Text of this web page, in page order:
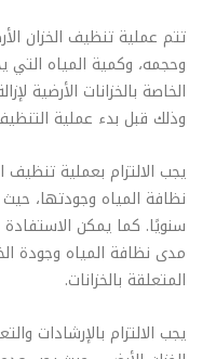
تتم عملية تنظيف الخزان
وحجمه، وكمية المياه
الخاصة بالخزانات الأرضية
وذلك قبل بدء عملية
يجب الالتزام بعملية
نظافة المياه وجودتها،
سنويًا. كما يمكن
مدى نظافة المياه وجودة
المتعلقة بالخزانات.
يجب الالتزام بالإرشادات